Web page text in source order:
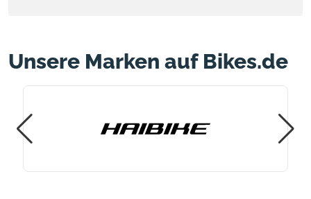
Unsere Marken auf Bikes.de